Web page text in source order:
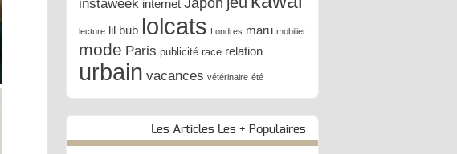
instaweek internet
lecture lil bub lolcats Londres maru mobilier
mode Paris publicité race relation
urbain vacances vétérinaire été
Les Articles Les + Populaires